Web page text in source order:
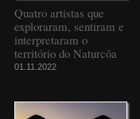
Quatro artistas que
exploraram, sentiram e
interpretaram o
território do Naturcôa
01.11.2022